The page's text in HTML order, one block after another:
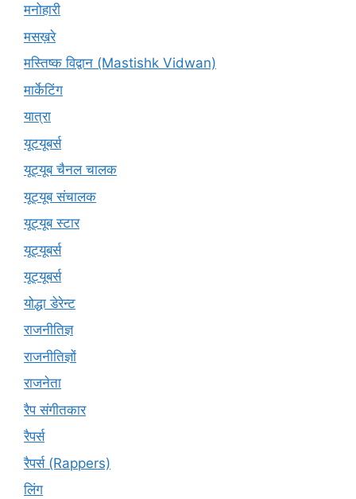
मनोहारी
मसख़रे
मस्तिष्क विद्वान (Mastishk Vidwan)
मार्केटिंग
यात्रा
यूटयूबर्स
यूट्यूब चैनल चालक
यूट्यूब संचालक
यूट्यूब स्टार
यूट्यूबर्स
यूट्‍यूबर्स
योद्धा डेरेन्ट
राजनीतिज्ञ
राजनीतिज्ञों
राजनेता
रैप संगीतकार
रैपर्स
रैपर्स (Rappers)
लिंग